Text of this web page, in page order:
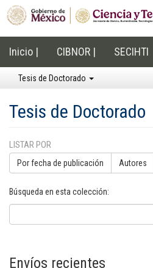
Inicio | CIBNOR | SECIHTI
Tesis de Doctorado
Tesis de Doctorado
LISTAR POR
Por fecha de publicación Autores
Búsqueda en esta colección:
Envíos recientes